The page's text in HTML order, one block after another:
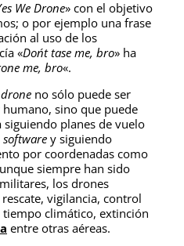
We Drone» con el objetivo
o por ejemplo una frase
al uso de los
«Don´t tase me, bro» ha
me, bro«.
drone no sólo puede ser
sino que puede
planes de vuelo
software y siguiendo
por coordenadas como
siempre han sido
los drones
vigilancia, control
climático, extinción
entre otras aéreas.